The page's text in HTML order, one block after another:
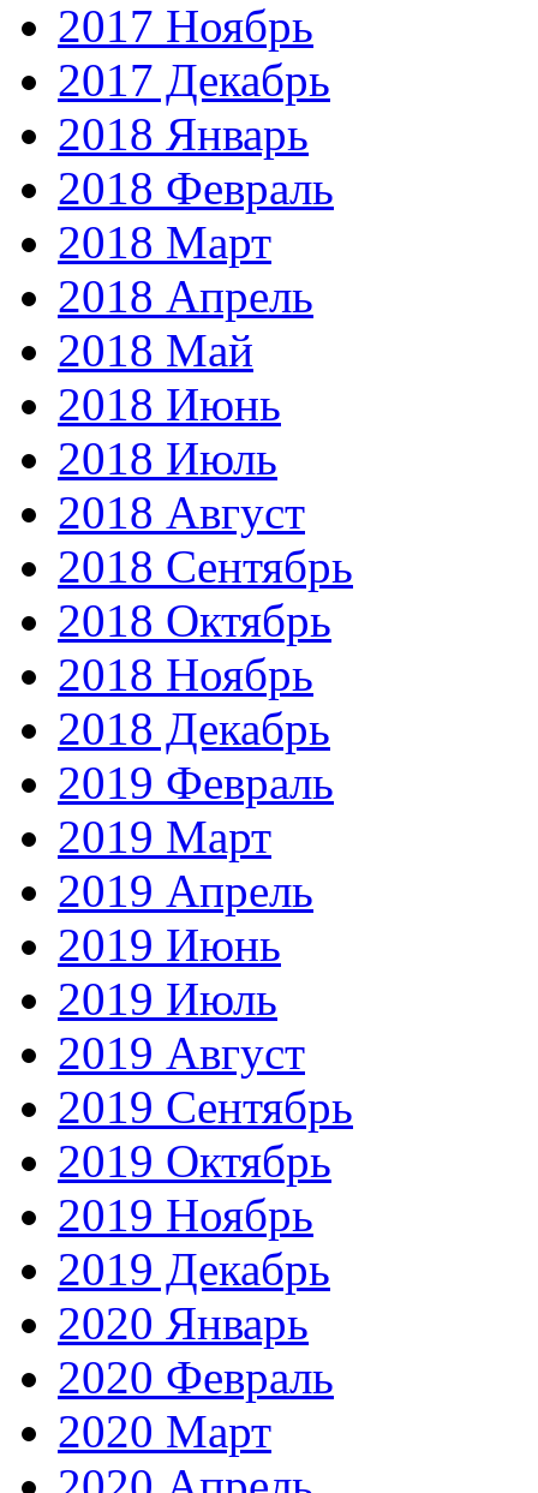
2017 Ноябрь
2017 Декабрь
2018 Январь
2018 Февраль
2018 Март
2018 Апрель
2018 Май
2018 Июнь
2018 Июль
2018 Август
2018 Сентябрь
2018 Октябрь
2018 Ноябрь
2018 Декабрь
2019 Февраль
2019 Март
2019 Апрель
2019 Июнь
2019 Июль
2019 Август
2019 Сентябрь
2019 Октябрь
2019 Ноябрь
2019 Декабрь
2020 Январь
2020 Февраль
2020 Март